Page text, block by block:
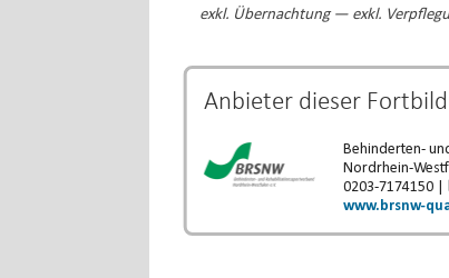
exkl. Übernachtung — exkl.
Anbieter dieser
Behinderten-
Nordrhein-
0203-7174150 |
www.brsnw-